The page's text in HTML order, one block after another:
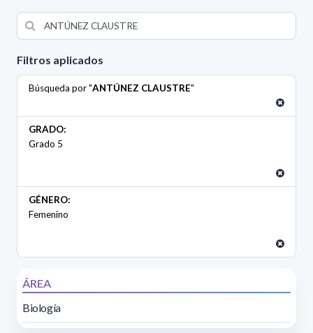
Filtros aplicados
Búsqueda por "ANTÚNEZ CLAUSTRE"
GRADO:
Grado 5
GÉNERO:
Femenino
ÁREA
Biología